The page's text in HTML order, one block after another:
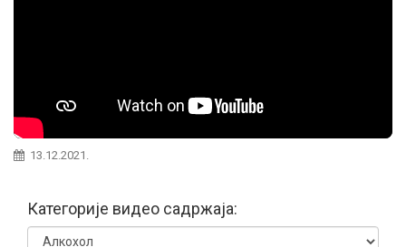
13.12.2021.
Категорије видео садржаја: